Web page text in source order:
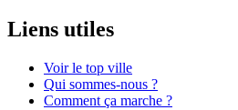
Liens utiles
Voir le top ville
Qui sommes-nous ?
Comment ça marche ?